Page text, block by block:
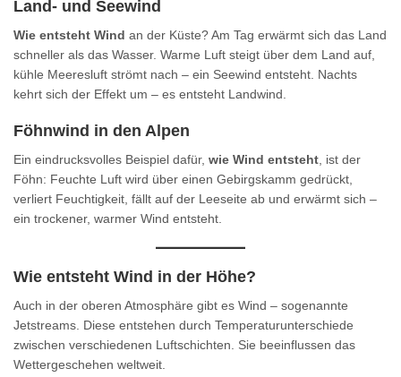
Land- und Seewind
Wie entsteht Wind an der Küste? Am Tag erwärmt sich das Land
schneller als das Wasser. Warme Luft steigt über dem Land auf,
kühle Meeresluft strömt nach – ein Seewind entsteht. Nachts
kehrt sich der Effekt um – es entsteht Landwind.
Föhnwind in den Alpen
Ein eindrucksvolles Beispiel dafür, wie Wind entsteht , ist der
Föhn: Feuchte Luft wird über einen Gebirgskamm gedrückt,
verliert Feuchtigkeit, fällt auf der Leeseite ab und erwärmt sich –
ein trockener, warmer Wind entsteht.
Wie entsteht Wind in der Höhe?
Auch in der oberen Atmosphäre gibt es Wind – sogenannte
Jetstreams. Diese entstehen durch Temperaturunterschiede
zwischen verschiedenen Luftschichten. Sie beeinflussen das
Wettergeschehen weltweit.